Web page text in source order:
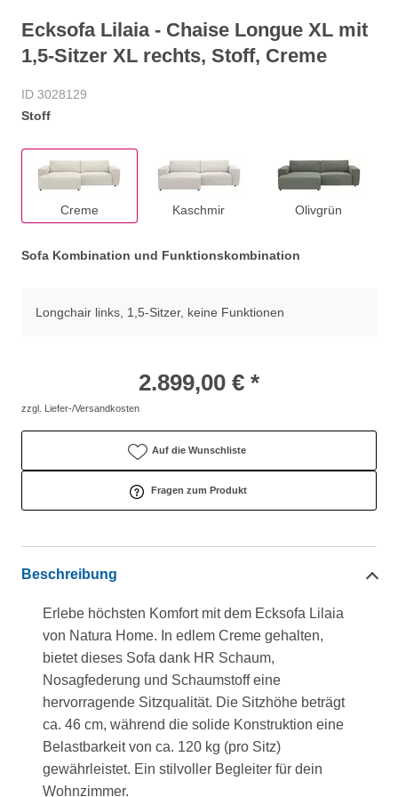
Ecksofa Lilaia - Chaise Longue XL mit
1,5-Sitzer XL rechts, Stoff, Creme
ID 3028129
Stoff
Creme Kaschmir Olivgrün
Sofa Kombination und Funktionskombination
Longchair links, 1,5-Sitzer, keine Funktionen
2.899,00 € *
zzgl. Liefer-/Versandkosten
Auf die Wunschliste
Fragen zum Produkt
Beschreibung
Erlebe höchsten Komfort mit dem Ecksofa Lilaia
von Natura Home. In edlem Creme gehalten,
bietet dieses Sofa dank HR Schaum,
Nosagfederung und Schaumstoff eine
hervorragende Sitzqualität. Die Sitzhöhe beträgt
ca. 46 cm, während die solide Konstruktion eine
Belastbarkeit von ca. 120 kg (pro Sitz)
gewährleistet. Ein stilvoller Begleiter für dein
Wohnzimmer.